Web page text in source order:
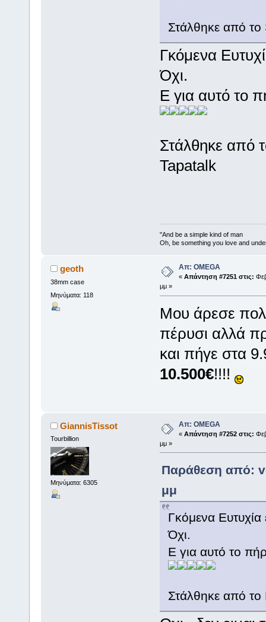
Στάλθηκε από
Γκόμενα
Όχι.
Ε για αυτό το
Στάλθηκε από
Tapatalk
"And be a simple kind of man
Oh, be something you love and
geoth
38mm case
Μηνύματα: 118
Απ: OMEGA
« Απάντηση #7251 στις:
μμ »
Μου άρεσε
πέρυσι αλλά
και πήγε στα
10.500€!!!!
GiannisTissot
Tourbillion
Μηνύματα: 6305
Απ: OMEGA
« Απάντηση #7252 στις:
μμ »
Παράθεση από:
μμ
Γκόμενα Ευτυχία
Όχι.
Ε για αυτό το
Στάλθηκε από